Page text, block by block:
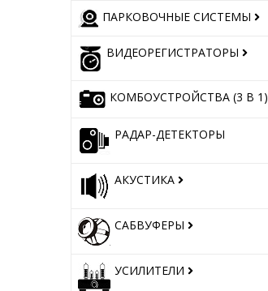
ПАРКОВОЧНЫЕ СИСТЕМЫ
ВИДЕОРЕГИСТРАТОРЫ
КОМБОУСТРОЙСТВА (3 В 1)
РАДАР-ДЕТЕКТОРЫ
АКУСТИКА
САБВУФЕРЫ
УСИЛИТЕЛИ